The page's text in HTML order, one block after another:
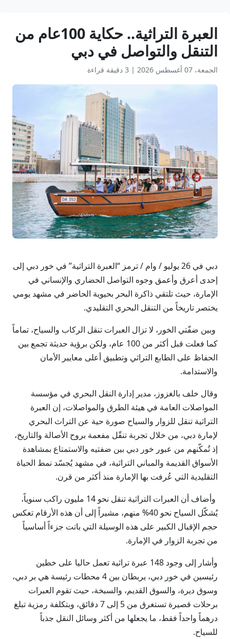
العبرة التراثية.. حكاية 100عام من
التنقل والتواصل في دبي
الجمعة، 07 أغسطس 2026 | 3 دقيقة قراءة
دبي في 26 يوليو / وام / ترمز “العبرة التراثية” في خور دبي إلى
إحدى أعرق وأعمق وجوه التواصل الحضاري والإنساني في
الإمارة، حيث تلتقي ذاكرة البحر بحيوية الحاضر في مشهد يومي
يختصر تاريخاً من التنقل البحري التقليدي.
وبين ضفّتي الخور، لا تزال العبرات تنقل الركاب والسياح، تماماً
كما فعلت قبل أكثر من 100 عام، ولكن برؤية حديثة تجمع بين
الحفاظ على الطابع التراثي وتطبيق أعلى معايير الأمان
والاستدامة.
وقال خلف بالغزوز، مدير إدارة النقل البحري في مؤسسة
المواصلات العامة في هيئة الطرق والمواصلات، إن العبرة
التراثية تنقل للزوار والسياح صورة حية عن التراث البحري
لإمارة دبي، من خلال تجربة تنقّل مفعمة بروح الأصالة والتاريخ،
إذ تُمكّنهم من عبور خور دبي بين ضفتيه والاستمتاع بمشاهدة
الأسواق القديمة والمباني التراثية، في مشهد يُجسّد نمط الحياة
التقليدية التي عُرفت بها الإمارة منذ أكثر من قرن.
وأضاف أن العبرات التراثية تنقل نحو 14 مليون راكب سنوياً،
يُشكّل السياح نحو 40% منهم، مشيراً إلى أن هذه الأرقام تعكس
حجم الإقبال الكبير على هذه الوسيلة التي باتت جزءاً أساسياً
من تجربة الزوار في الإمارة.
وأشار إلى وجود 148 عبرة تراثية تعمل حاليا على خطين
رئيسين في خور دبي، يربطان بين 4 محطات رئيسة هي بر دبي،
وسوق ديرة، والسوق القديم، والسبخة، حيث تقوم العبرات
برحلات قصيرة تستغرق من 5 إلى 7 دقائق، وبتكلفة رمزية تبلغ
درهماً واحداً فقط، ما يجعلها من أكثر وسائل النقل جذباً
للسياح.